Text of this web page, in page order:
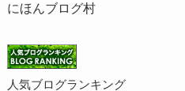
にほんブログ村
人気ブログランキング